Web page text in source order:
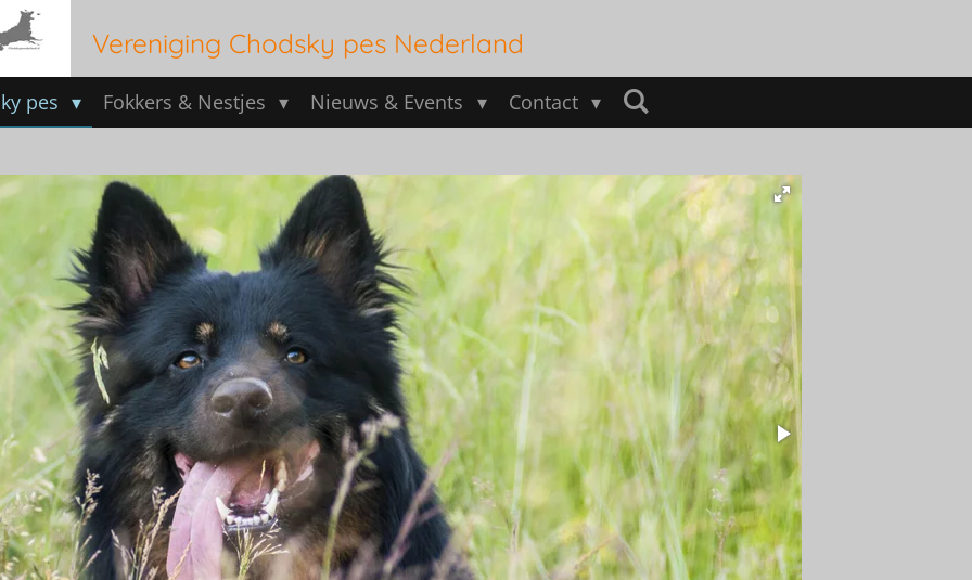
Vereniging Chodsky pes Nederland
pes Fokkers & Nestjes Nieuws & Events Contact